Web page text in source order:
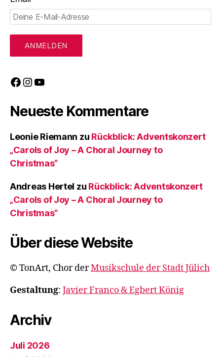
Facebook
Instagram
YouTube
Neueste Kommentare
Leonie Riemann zu Rückblick: Adventskonzert
„Carols of Joy – A Choral Journey to
Christmas“
Andreas Hertel zu Rückblick: Adventskonzert
„Carols of Joy – A Choral Journey to
Christmas“
Über diese Website
© TonArt, Chor derMusikschule der Stadt Jülich
Gestaltung: Javier Franco & Egbert König
Archiv
Juli 2026